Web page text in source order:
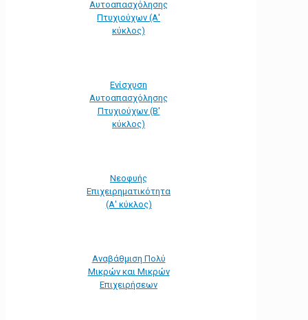
Αυτοαπασχόλησης
Πτυχιούχων (Α'
κύκλος)
Ενίσχυση
Αυτοαπασχόλησης
Πτυχιούχων (Β'
κύκλος)
Νεοφυής
Επιχειρηματικότητα
(Α' κύκλος)
Αναβάθμιση Πολύ
Μικρών και Μικρών
Επιχειρήσεων